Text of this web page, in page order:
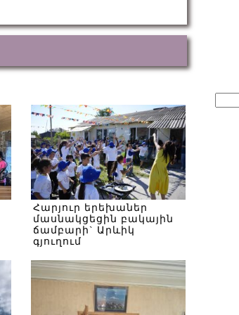
Հարյուր երեխաներ
մասնակցեցին բակային
ճամբարի` Արևիկ
գյուղում
for: